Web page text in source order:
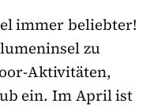
immer beliebter!
zu
Aktivitäten,
ein. Im April ist